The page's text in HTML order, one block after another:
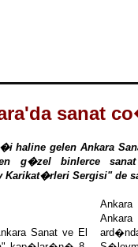
sanat
haline gelen Ankara
g�zel binlerce
Sergisi" de
Sanat ve El